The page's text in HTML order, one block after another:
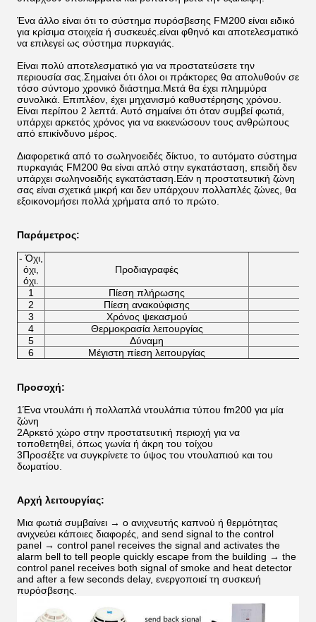
Ένα άλλο είναι ότι το σύστημα πυρόσβεσης FM200 είναι ειδικό
για κρίσιμα στοιχεία ή συσκευές.είναι φθηνό και αποτελεσματικό
να επιλεγεί ως σύστημα πυρκαγιάς.
Είναι πολύ αποτελεσματικό για να προστατεύσετε την
περιουσία σας.Σημαίνει ότι όλοι οι πράκτορες θα απολυθούν σε
τόσο σύντομο χρονικό διάστημα.Μετά θα έχει πλημμύρα
συνολικά. Επιπλέον, έχει μηχανισμό καθυστέρησης χρόνου.
Είναι περίπου 2 λεπτά. Αυτό σημαίνει ότι όταν συμβεί φωτιά,
υπάρχει αρκετός χρόνος για να εκκενώσουν τους ανθρώπους
από επικίνδυνο μέρος.
Διαφορετικά από το σωληνοειδές δίκτυο, το αυτόματο σύστημα
πυρκαγιάς FM200 θα είναι απλό στην εγκατάσταση, επειδή δεν
υπάρχει σωληνοειδής εγκατάσταση.Εάν η προστατευτική ζώνη
σας είναι σχετικά μικρή και δεν υπάρχουν πολλαπλές ζώνες, θα
εξοικονομήσει πολλά χρήματα από το πρώτο.
Παράμετρος:
- Όχι,
όχι,
όχι.
Προδιαγραφές
1
Πίεση πλήρωσης
2
Πίεση ανακούφισης
3
Χρόνος ψεκασμού
4
Θερμοκρασία λειτουργίας
5
Δύναμη
6
Μέγιστη πίεση λειτουργίας
Προσοχή:
1Ένα ντουλάπι ή πολλαπλά ντουλάπια τύπου fm200 για μία
ζώνη
2Αρκετό χώρο στην προστατευτική περιοχή για να
τοποθετηθεί, όπως γωνία ή άκρη του τοίχου
3Προσέξτε να συγκρίνετε το ύψος του ντουλαπιού και του
δωματίου.
Αρχή λειτουργίας:
Μια φωτιά συμβαίνει → ο ανιχνευτής καπνού ή θερμότητας
ανιχνεύει κάποιες διαφορές, and send signal to the control
panel → control panel receives the signal and activates the
alarm bell to tell people quickly escape from the building → the
control panel receives both signal of smoke and heat detector
and after a few seconds delay, ενεργοποιεί τη συσκευή
πυρόσβεσης.